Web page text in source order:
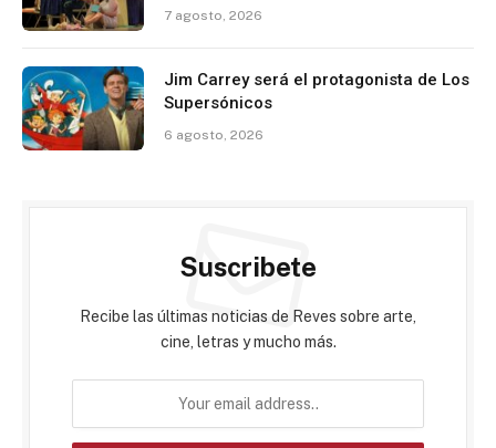
7 agosto, 2026
Jim Carrey será el protagonista de Los
Supersónicos
6 agosto, 2026
Suscribete
Recibe las últimas noticias de Reves sobre arte,
cine, letras y mucho más.